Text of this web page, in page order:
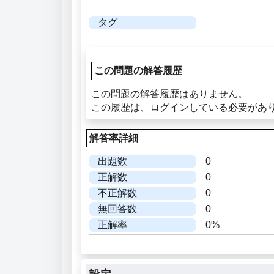
タグ
この問題の解答履歴
この問題の解答履歴はありません。
この履歴は、ログインしている必要があ
解答率詳細
出題数
0
正解数
0
不正解数
0
無回答数
0
正解率
0%